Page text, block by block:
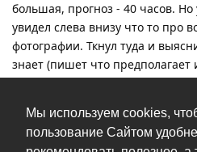
Мы используем cookies,
пользование Сайтом
большая, прогноз - 40 часов.
увидел слева внизу что то про
фотографии. Ткнул туда и
знает (пишет что предполагает
подтвердить) людей на фото.
Вопрос - откуда берется это
одного сопоставления не делал.
Означает ли это, что